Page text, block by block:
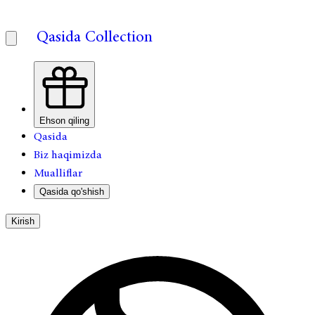
Qasida Collection
Ehson qiling
Qasida
Biz haqimizda
Mualliflar
Qasida qo'shish
Kirish